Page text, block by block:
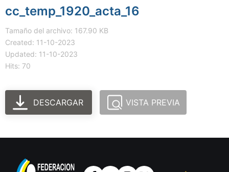
cc_temp_1920_acta_16
Tamaño del archivo: 167.90 KB
Created: 11-10-2023
Updated: 11-10-2023
Hits: 70
DESCARGAR VISTA PREVIA